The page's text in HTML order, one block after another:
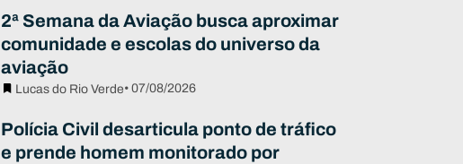
2ª Semana da Aviação busca aproximar
comunidade e escolas do universo da
aviação
Lucas do Rio Verde• 07/08/2026
Polícia Civil desarticula ponto de tráfico
e prende homem monitorado por